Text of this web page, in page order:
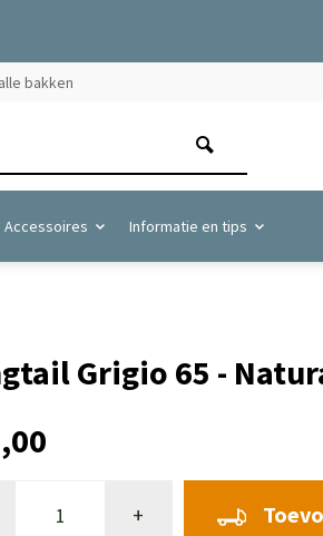
bakken
Accessoires Informatie en tips
Grigio 65 -
+